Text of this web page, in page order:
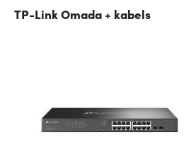
TP-Link Omada + kabels